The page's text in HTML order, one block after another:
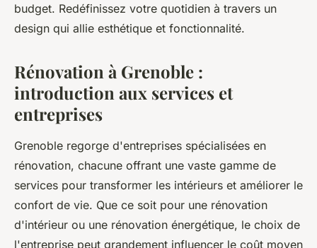
budget. Redéfinissez votre quotidien à travers un
design qui allie esthétique et fonctionnalité.
Rénovation à Grenoble :
introduction aux services et
entreprises
Grenoble regorge d'entreprises spécialisées en
rénovation, chacune offrant une vaste gamme de
services pour transformer les intérieurs et améliorer le
confort de vie. Que ce soit pour une rénovation
d'intérieur ou une rénovation énergétique, le choix de
l'entreprise peut grandement influencer le coût moyen